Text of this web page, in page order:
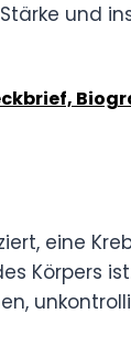
und
eine
Körpers